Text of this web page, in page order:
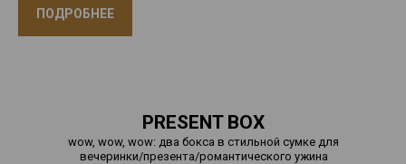
ПОДРОБНЕЕ
PRESENT BOX
wow, wow, wow: два бокса в стильной сумке для
вечеринки/презента/романтического ужина